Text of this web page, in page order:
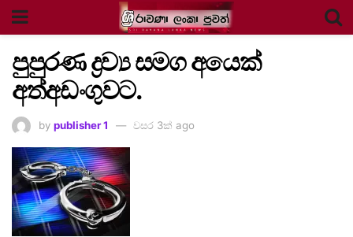
පුපුරණ ද්‍රව්‍ය සමග අයෙක්
අත්අඩංගුවට.
by publisher 1 වසර 3ක් ago